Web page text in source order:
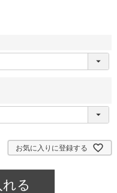
お気に入りに登録する
る